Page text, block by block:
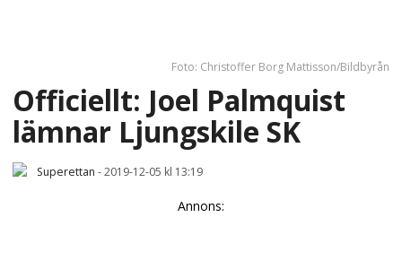
Foto: Christoffer Borg Mattisson/Bildbyrån
Officiellt: Joel Palmquist
lämnar Ljungskile SK
Superettan -2019-12-05 kl 13:19
Annons: